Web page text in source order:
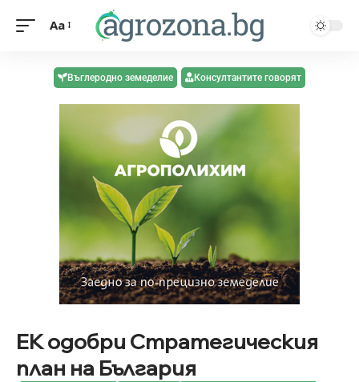
Aa
Въглеродно земеделие Консултантите говорят
ЕК одобри Стратегическия
план на България